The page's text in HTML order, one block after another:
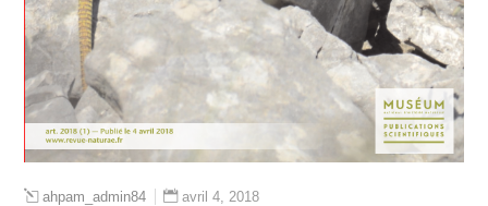
ahpam_admin84 avril 4, 2018